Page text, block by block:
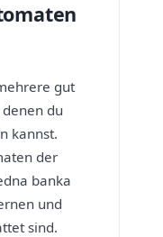
gut
denen du
kannst.
der
banka
und
sind.